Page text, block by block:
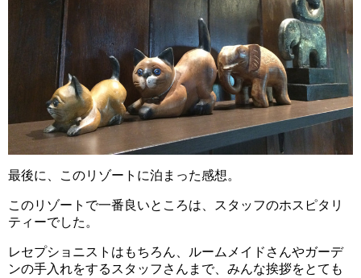
最後に、このリゾートに泊まった感想。
このリゾートで一番良いところは、スタッフのホスピタリ
ティーでした。
レセプショニストはもちろん、ルームメイドさんやガーデ
ンの手入れをするスタッフさんまで、みんな挨拶をとても